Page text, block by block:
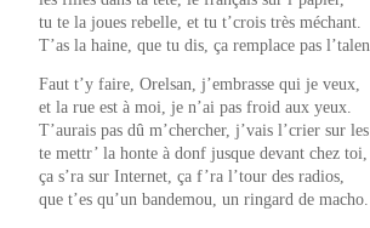
tu te la joues rebelle, et tu t’crois très méchant.
T’as la haine, que tu dis, ça remplace pas
Faut t’y faire, Orelsan, j’embrasse qui je veux,
et la rue est à moi, je n’ai pas froid aux yeux.
T’aurais pas dû m’chercher, j’vais l’crier sur
te mettr’ la honte à donf jusque devant chez toi,
ça s’ra sur Internet, ça f’ra l’tour des radios,
que t’es qu’un bandemou, un ringard de macho.